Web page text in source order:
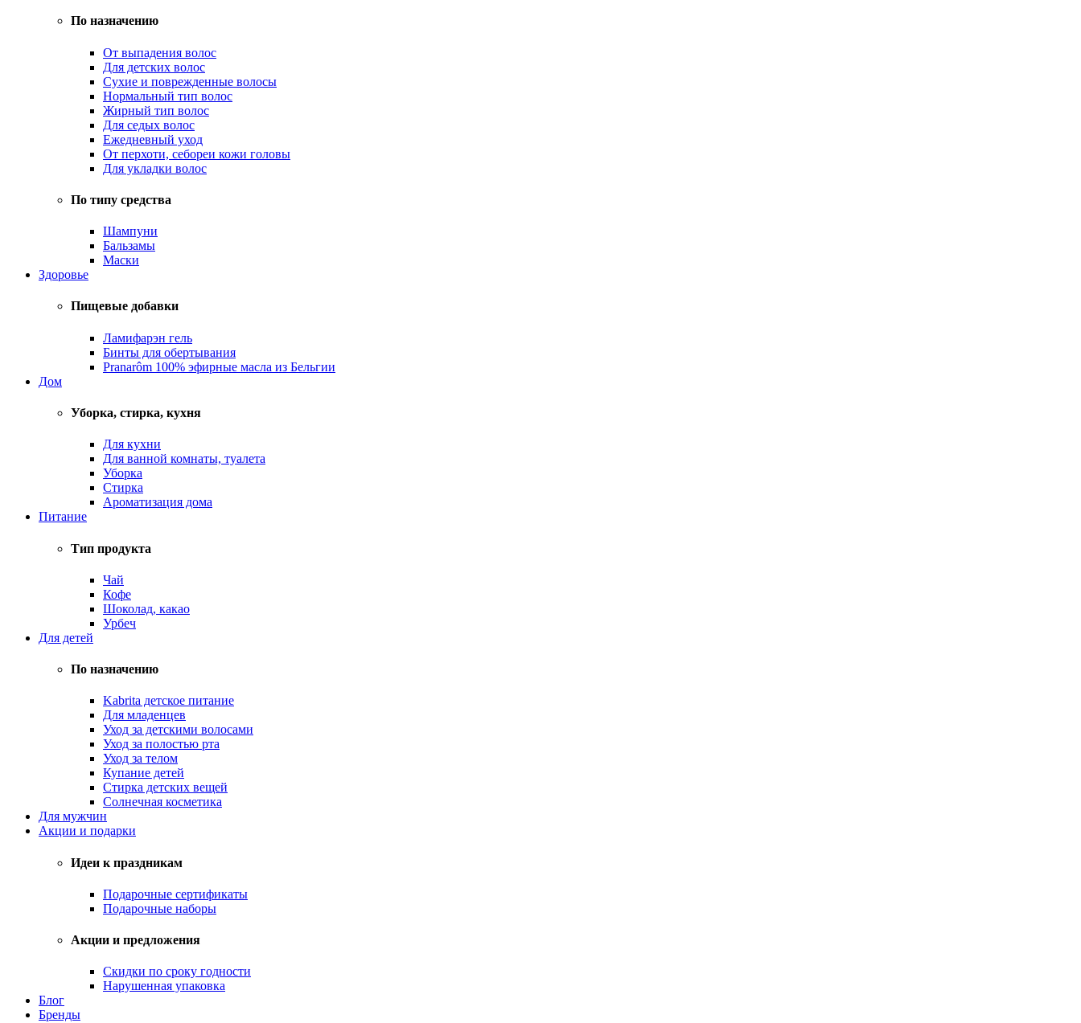
По назначению
От выпадения волос
Для детских волос
Сухие и поврежденные волосы
Нормальный тип волос
Жирный тип волос
Для седых волос
Ежедневный уход
От перхоти, себореи кожи головы
Для укладки волос
По типу средства
Шампуни
Бальзамы
Маски
Здоровье
Пищевые добавки
Ламифарэн гель
Бинты для обертывания
Pranarôm 100% эфирные масла из Бельгии
Дом
Уборка, стирка, кухня
Для кухни
Для ванной комнаты, туалета
Уборка
Стирка
Ароматизация дома
Питание
Тип продукта
Чай
Кофе
Шоколад, какао
Урбеч
Для детей
По назначению
Kabrita детское питание
Для младенцев
Уход за детскими волосами
Уход за полостью рта
Уход за телом
Купание детей
Стирка детских вещей
Солнечная косметика
Для мужчин
Акции и подарки
Идеи к праздникам
Подарочные сертификаты
Подарочные наборы
Акции и предложения
Скидки по сроку годности
Нарушенная упаковка
Блог
Бренды